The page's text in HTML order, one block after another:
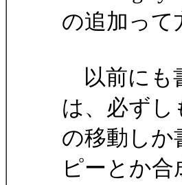
の追加って
以前にも
は、必ず
の移動しか
ピーとか合